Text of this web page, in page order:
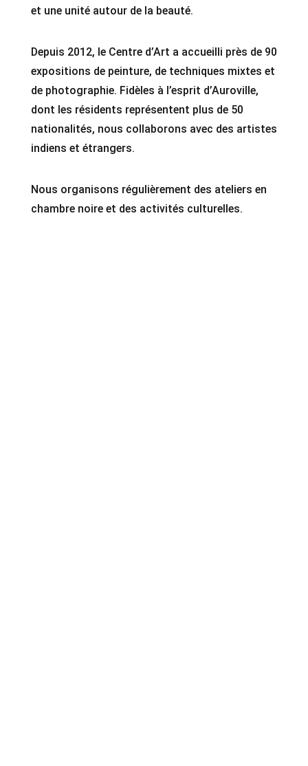
et une unité autour de la beauté.
Depuis 2012, le Centre d’Art a accueilli près de 90
expositions de peinture, de techniques mixtes et
de photographie. Fidèles à l’esprit d’Auroville,
dont les résidents représentent plus de 50
nationalités, nous collaborons avec des artistes
indiens et étrangers.
Nous organisons régulièrement des ateliers en
chambre noire et des activités culturelles.